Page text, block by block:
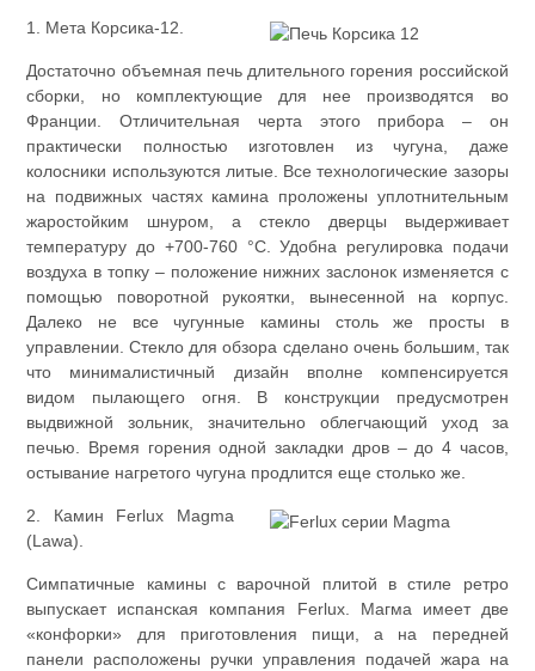
1. Мета Корсика-12.
Достаточно объемная печь длительного горения российской
сборки, но комплектующие для нее производятся во
Франции. Отличительная черта этого прибора – он
практически полностью изготовлен из чугуна, даже
колосники используются литые. Все технологические зазоры
на подвижных частях камина проложены уплотнительным
жаростойким шнуром, а стекло дверцы выдерживает
температуру до +700-760 °С. Удобна регулировка подачи
воздуха в топку – положение нижних заслонок изменяется с
помощью поворотной рукоятки, вынесенной на корпус.
Далеко не все чугунные камины столь же просты в
управлении. Стекло для обзора сделано очень большим, так
что минималистичный дизайн вполне компенсируется
видом пылающего огня. В конструкции предусмотрен
выдвижной зольник, значительно облегчающий уход за
печью. Время горения одной закладки дров – до 4 часов,
остывание нагретого чугуна продлится еще столько же.
2. Камин Ferlux Magma
(Lawa).
Симпатичные камины с варочной плитой в стиле ретро
выпускает испанская компания Ferlux. Магма имеет две
«конфорки» для приготовления пищи, а на передней
панели расположены ручки управления подачей жара на